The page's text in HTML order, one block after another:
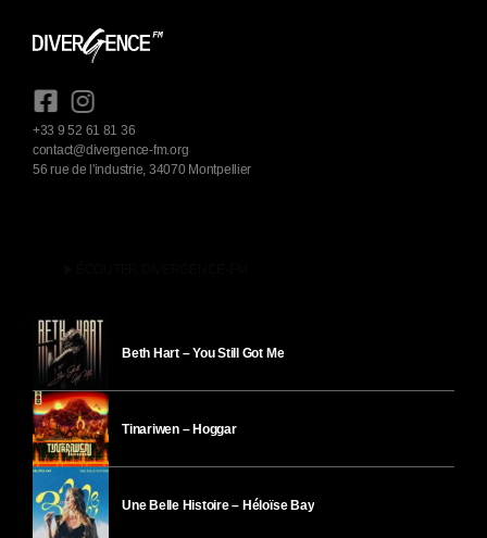
+33 9 52 61 81 36
contact@divergence-fm.org
56 rue de l'industrie, 34070 Montpellier
Beth Hart – You Still Got Me
Tinariwen – Hoggar
Une Belle Histoire – Héloïse Bay